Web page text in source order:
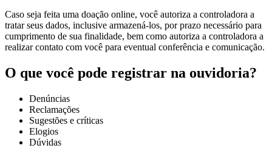
Caso seja feita uma doação online, você autoriza a controladora a
tratar seus dados, inclusive armazená-los, por prazo necessário para
cumprimento de sua finalidade, bem como autoriza a controladora a
realizar contato com você para eventual conferência e comunicação.
O que você pode registrar na ouvidoria?
Denúncias
Reclamações
Sugestões e críticas
Elogios
Dúvidas